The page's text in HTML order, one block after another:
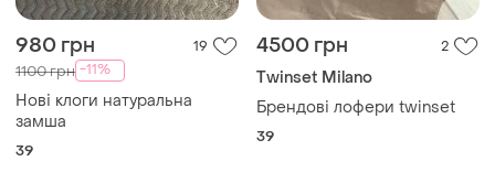
980 грн 19
1100 грн -11%
Нові клоги натуральна
замша
39
4500 грн 2
Twinset Milano
Брендові лофери twinset
39